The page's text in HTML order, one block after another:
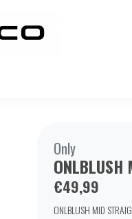
Only
ONLBLUSH
€49,99
ONLBLUSH MID